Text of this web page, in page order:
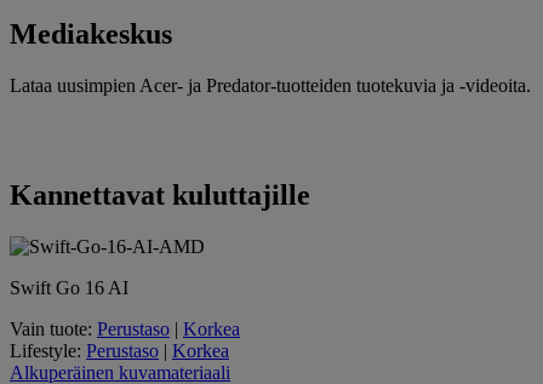
Mediakeskus
Lataa uusimpien Acer- ja Predator-tuotteiden tuotekuvia ja -videoita.
Kannettavat kuluttajille
Swift Go 16 AI
Vain tuote: Perustaso | Korkea
Lifestyle: Perustaso | Korkea
Alkuperäinen kuvamateriaali